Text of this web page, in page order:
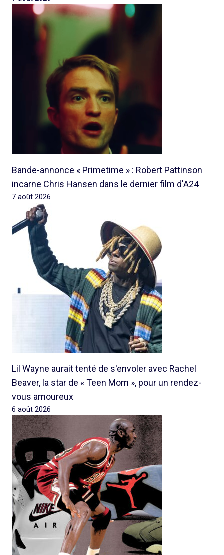
Bande-annonce « Primetime » : Robert Pattinson
incarne Chris Hansen dans le dernier film d'A24
7 août 2026
Lil Wayne aurait tenté de s'envoler avec Rachel
Beaver, la star de « Teen Mom », pour un rendez-
vous amoureux
6 août 2026